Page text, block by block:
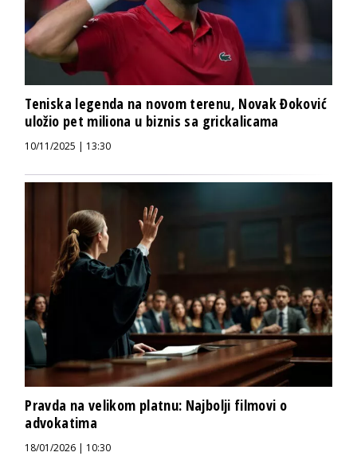
Teniska legenda na novom terenu, Novak Đoković
uložio pet miliona u biznis sa grickalicama
10/11/2025 | 13:30
Pravda na velikom platnu: Najbolji filmovi o
advokatima
18/01/2026 | 10:30